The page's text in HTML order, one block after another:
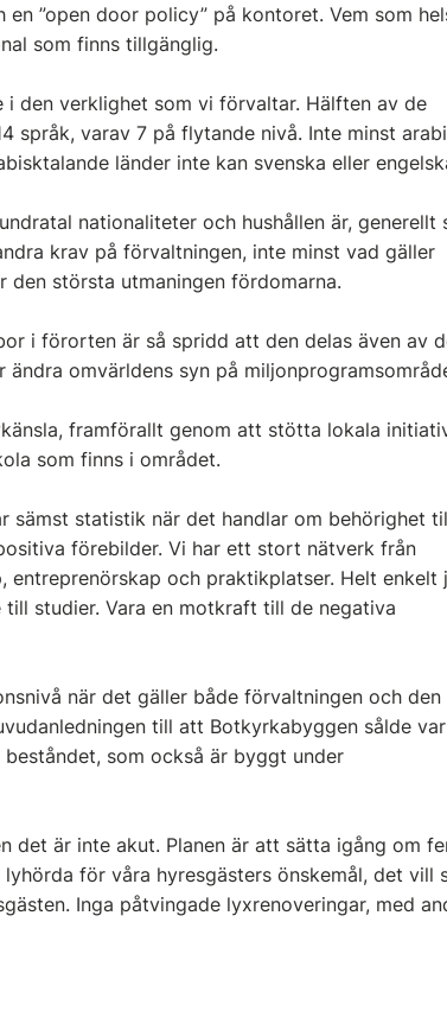
”open door policy” på kontoret. Vem som
som finns tillgänglig.
den verklighet som vi förvaltar. Hälften av de
språk, varav 7 på flytande nivå. Inte minst
länder inte kan svenska eller
nationaliteter och hushållen är, generellt
krav på förvaltningen, inte minst vad gäller
den största utmaningen fördomarna.
i förorten är så spridd att den delas även av
omvärldens syn på
framförallt genom att stötta lokala
som finns i området.
sämst statistik när det handlar om behörighet
förebilder. Vi har ett stort nätverk från
och praktikplatser. Helt enkelt
studier. Vara en motkraft till de negativa
när det gäller både förvaltningen och den
till att Botkyrkabyggen sålde var
som också är byggt under
det är inte akut. Planen är att sätta igång om
för våra hyresgästers önskemål, det vill
Inga påtvingade lyxrenoveringar, med